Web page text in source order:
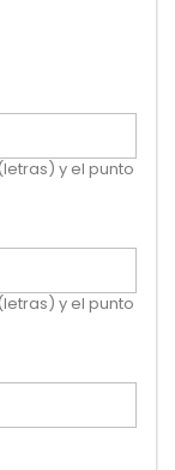
y el punto
y el punto